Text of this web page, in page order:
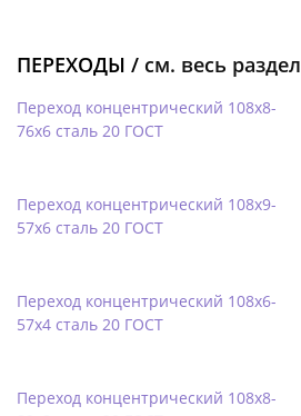
ПЕРЕХОДЫ / см. весь раздел
Переход концентрический 108х8-
76х6 сталь 20 ГОСТ
Переход концентрический 108х9-
57х6 сталь 20 ГОСТ
Переход концентрический 108х6-
57х4 сталь 20 ГОСТ
Переход концентрический 108х8-